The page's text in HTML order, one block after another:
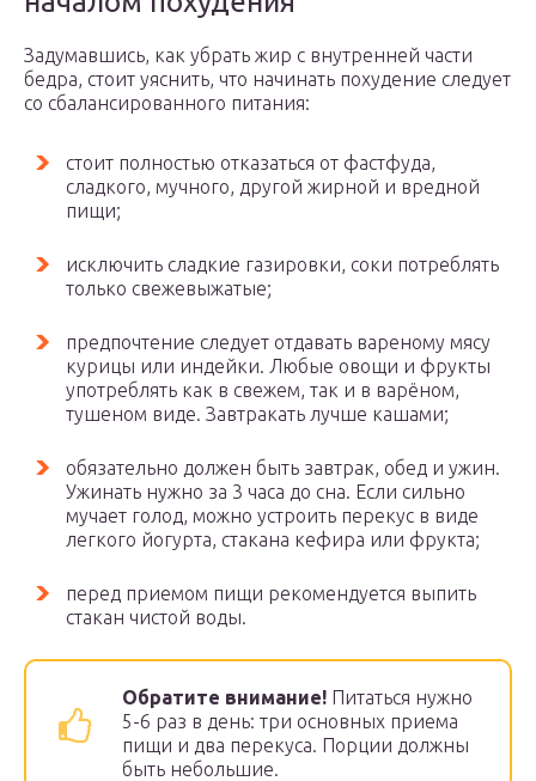
Задумавшись, как убрать жир с внутренней части
бедра, стоит уяснить, что начинать похудение следует
со сбалансированного питания:
стоит полностью отказаться от фастфуда,
сладкого, мучного, другой жирной и вредной
пищи;
исключить сладкие газировки, соки потреблять
только свежевыжатые;
предпочтение следует отдавать вареному мясу
курицы или индейки. Любые овощи и фрукты
употреблять как в свежем, так и в варёном,
тушеном виде. Завтракать лучше кашами;
обязательно должен быть завтрак, обед и ужин.
Ужинать нужно за 3 часа до сна. Если сильно
мучает голод, можно устроить перекус в виде
легкого йогурта, стакана кефира или фрукта;
перед приемом пищи рекомендуется выпить
стакан чистой воды.
Обратите внимание! Питаться нужно
5-6 раз в день: три основных приема
пищи и два перекуса. Порции должны
быть небольшие.